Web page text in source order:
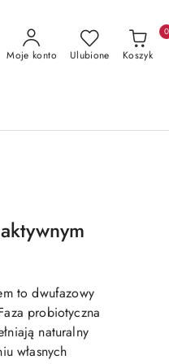
Moje konto Ulubione Koszyk
0
to dwufazowy
probiotyczna
naturalny
własnych